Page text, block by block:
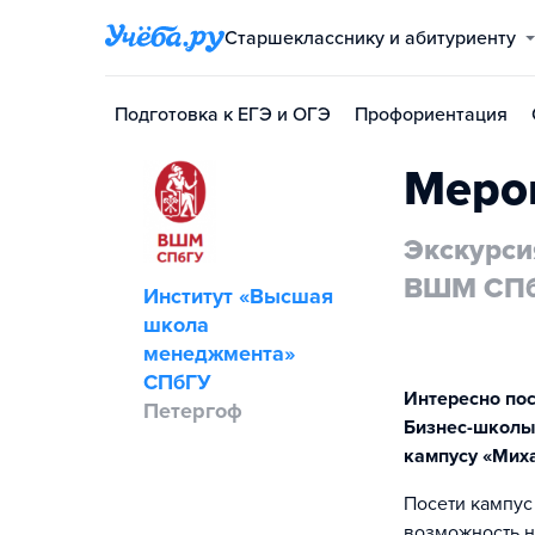
Старшекласснику и абитуриенту
Подготовка к ЕГЭ и ОГЭ Профориентация
Институт «Высшая
школа
менеджмента»
СПбГУ
Петергоф
ВШМ
Интересно
Бизнес-
кампусу
Посети